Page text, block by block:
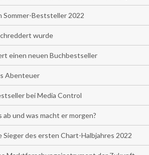
Sommer-Beststeller 2022
wurde
einen neuen Buchbestseller
Abenteuer
bei Media Control
und was macht er morgen?
Sieger des ersten Chart-Halbjahres 2022